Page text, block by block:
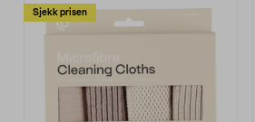
Sjekk prisen